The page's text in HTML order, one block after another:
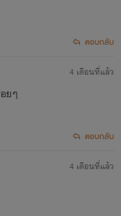
งขายแล้ว
ว
ภพ) วางขายแล้ว
งขายแล้ว
ตอบกลับ
ยๆ
4 เดือนที่แล้ว
ตอบกลับ
4 เดือนที่แล้ว